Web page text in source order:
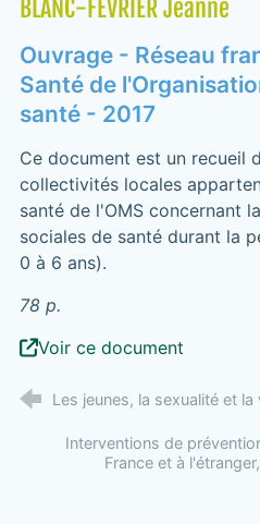
BLANC-FEVRIER Jeanne
Ouvrage - Réseau
Santé de
santé - 2017
Ce document est un recueil
collectivités locales
santé de l'OMS concernant
sociales de santé durant la
0 à 6 ans).
78 p.
Voir ce document
Les jeunes, la sexualité et la
Interventions de
France et à